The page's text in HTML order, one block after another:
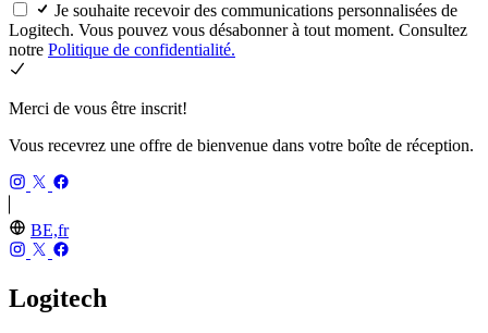
Je souhaite recevoir des communications personnalisées de
Logitech. Vous pouvez vous désabonner à tout moment. Consultez
notre Politique de confidentialité.
Merci de vous être inscrit!
Vous recevrez une offre de bienvenue dans votre boîte de réception.
BE,fr
Logitech